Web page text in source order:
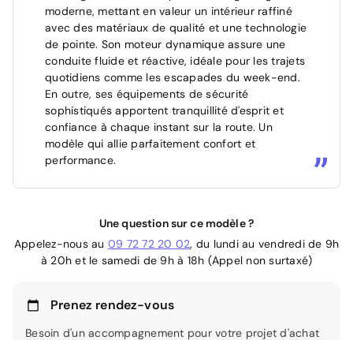
moderne, mettant en valeur un intérieur raffiné
avec des matériaux de qualité et une technologie
de pointe. Son moteur dynamique assure une
conduite fluide et réactive, idéale pour les trajets
quotidiens comme les escapades du week-end.
En outre, ses équipements de sécurité
sophistiqués apportent tranquillité d'esprit et
confiance à chaque instant sur la route. Un
modèle qui allie parfaitement confort et
performance.
Une question sur ce modèle ?
Appelez-nous au 09 72 72 20 02, du lundi au vendredi de 9h
à 20h et le samedi de 9h à 18h (Appel non surtaxé)
Prenez rendez-vous
Besoin d'un accompagnement pour votre projet d'achat